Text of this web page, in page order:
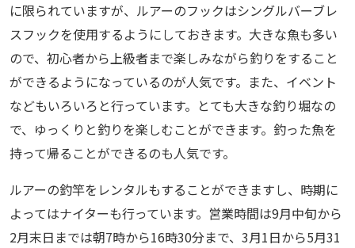
に限られていますが、ルアーのフックはシングルバーブレ
スフックを使用するようにしておきます。大きな魚も多い
ので、初心者から上級者まで楽しみながら釣りをすること
ができるようになっているのが人気です。また、イベント
などもいろいろと行っています。とても大きな釣り堀なの
で、ゆっくりと釣りを楽しむことができます。釣った魚を
持って帰ることができるのも人気です。
ルアーの釣竿をレンタルもすることができますし、時期に
よってはナイターも行っています。営業時間は9月中旬から
2月末日までは朝7時から16時30分まで、3月1日から5月31